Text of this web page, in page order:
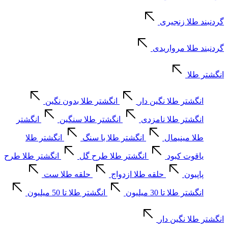
گردنبند طلا زنجیری
گردنبند طلا مرواریدی
انگشتر طلا
انگشتر طلا نگین دار انگشتر طلا بدون نگین
انگشتر طلا نامزدی انگشتر طلا سنگین انگشتر
طلا مینیمال انگشتر طلا با سنگ انگشتر طلا
یاقوت کبود انگشتر طلا طرح گل انگشتر طلا طرح
پاپیون حلقه طلا ازدواج حلقه طلا ست
انگشتر طلا تا 30 میلیون انگشتر طلا تا 50 میلیون
انگشتر طلا نگین دار